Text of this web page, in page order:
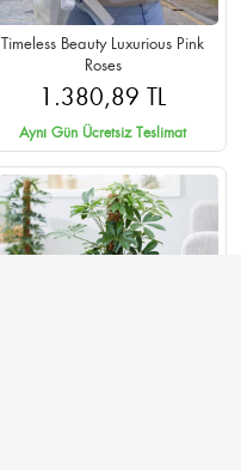
Timeless Beauty Luxurious Pink
Roses
1.380,89 TL
Aynı Gün Ücretsiz Teslimat